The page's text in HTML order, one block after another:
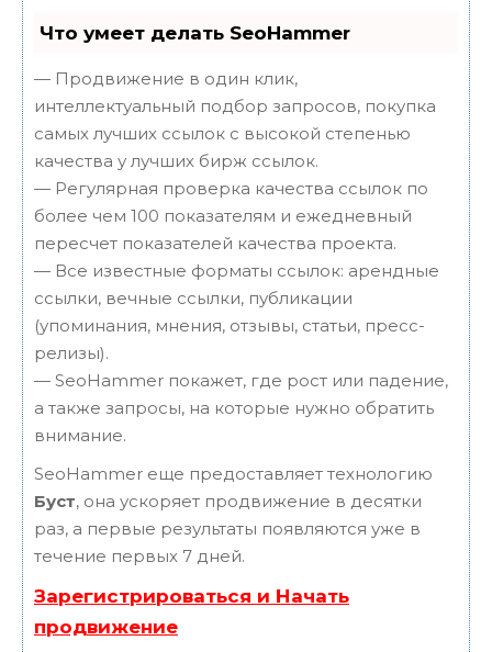
Что умеет делать SeoHammer
— Продвижение в один клик,
интеллектуальный подбор запросов, покупка
самых лучших ссылок с высокой степенью
качества у лучших бирж ссылок.
— Регулярная проверка качества ссылок по
более чем 100 показателям и ежедневный
пересчет показателей качества проекта.
— Все известные форматы ссылок: арендные
ссылки, вечные ссылки, публикации
(упоминания, мнения, отзывы, статьи, пресс-
релизы).
— SeoHammer покажет, где рост или падение,
а также запросы, на которые нужно обратить
внимание.
SeoHammer еще предоставляет технологию
Буст, она ускоряет продвижение в десятки
раз, а первые результаты появляются уже в
течение первых 7 дней.
Зарегистрироваться и Начать
продвижение